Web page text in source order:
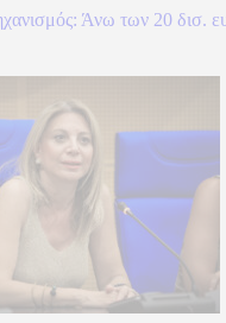
Άνω των 20 δισ.